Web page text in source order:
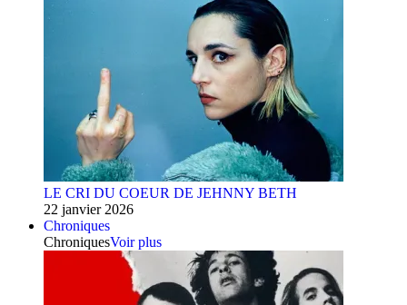
LE CRI DU COEUR DE JEHNNY BETH
22 janvier 2026
Chroniques
ChroniquesVoir plus